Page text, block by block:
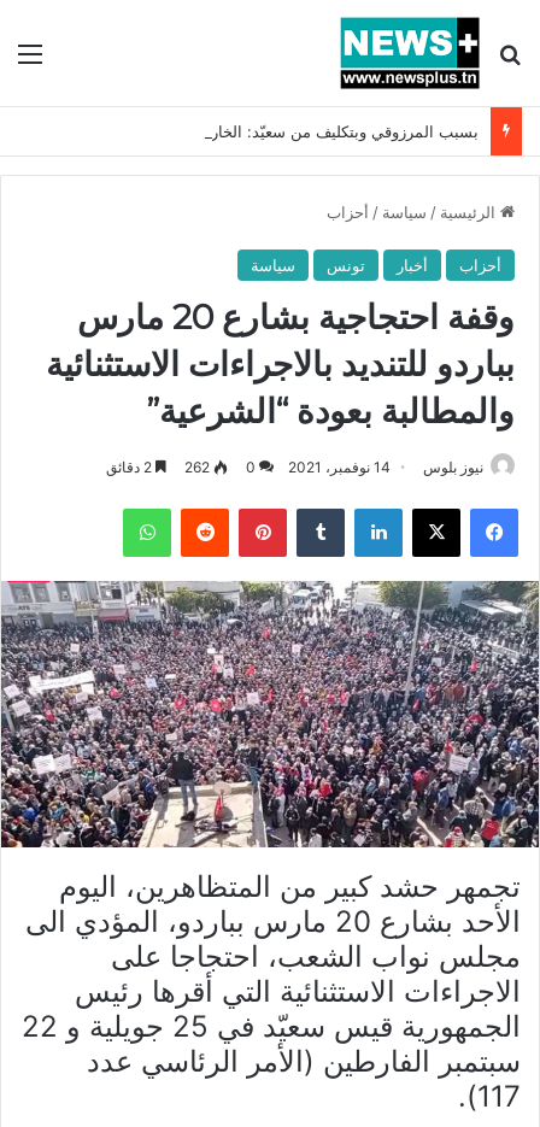
بحث عن
الرئيسية / سياسة / أحزاب
أحزاب أخبار تونس سياسة
وقفة احتجاجية بشارع 20 مارس
بباردو للتنديد بالاجراءات الاستثنائية
والمطالبة بعودة “الشرعية”
نيوز بلوس 14 نوفمبر، 2021 0
262
فيسبوك X لينكدإن بينتيريست واتساب
تجمهر حشد كبير من المتظاهرين، اليوم
الأحد بشارع 20 مارس بباردو، المؤدي الى
مجلس نواب الشعب، احتجاجا على
الاجراءات الاستثنائية التي أقرها رئيس
الجمهورية قيس سعيّد في 25 جويلية و 22
سبتمبر الفارطين (الأمر الرئاسي عدد
117).